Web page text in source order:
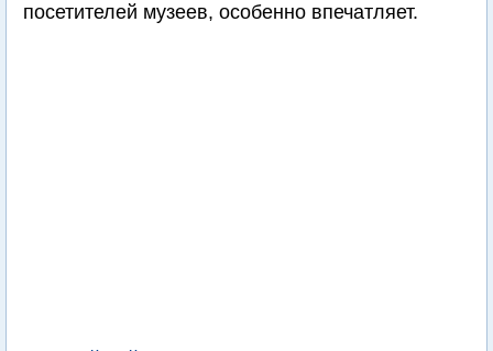
посетителей музеев, особенно впечатляет.